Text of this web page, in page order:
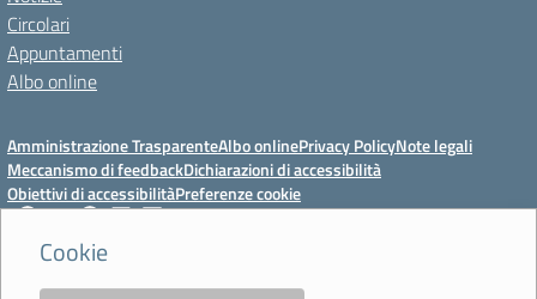
Cookie
Circolari
Appuntamenti
Albo online
Amministrazione TrasparenteAlbo onlinePrivacy PolicyNote legali
Meccanismo di feedbackDichiarazioni di accessibilità
Obiettivi di accessibilitàPreferenze cookie
Istituto Professionale Statale Socio-Commerciale-Artigianale "Cattaneo -